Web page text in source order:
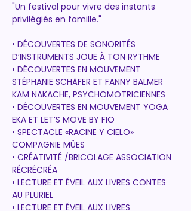
"Un festival pour vivre des instants
privilégiés en famille."
• DÉCOUVERTES DE SONORITÉS
D’INSTRUMENTS JOUE À TON RYTHME
• DÉCOUVERTES EN MOUVEMENT
STÉPHANIE SCHÄFER ET FANNY BALMER
KAM NAKACHE, PSYCHOMOTRICIENNES
• DÉCOUVERTES EN MOUVEMENT YOGA
EKA ET LET’S MOVE BY FIO
• SPECTACLE «RACINE Y CIELO»
COMPAGNIE MÛES
• CRÉATIVITÉ /BRICOLAGE ASSOCIATION
RÉCRÉCRÉA
• LECTURE ET ÉVEIL AUX LIVRES CONTES
AU PLURIEL
• LECTURE ET ÉVEIL AUX LIVRES